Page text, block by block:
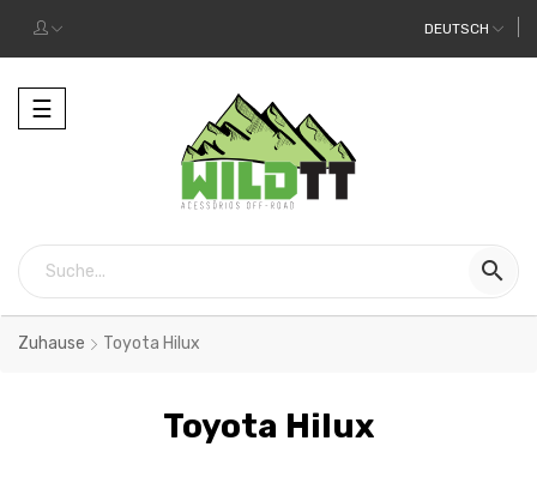
DEUTSCH
Toggle
navigation
☰

Zuhause Toyota Hilux
Toyota Hilux